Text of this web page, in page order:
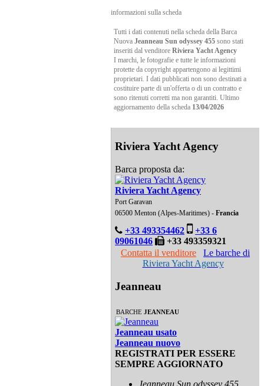
informazioni sulla scheda
Tutti i dati contenuti nella scheda della Barca
Nuova Jeanneau Sun odyssey 455 sono stati
inseriti dal venditore Riviera Yacht Agency
I marchi, le fotografie e tutte le informazioni
protette da copyright appartengono ai legittimi
proprietari. I dati pubblicati non sono destinati a
costituire parte di un'offerta o di un contratto e
sono ritenuti corretti ma non garantiti. Ultimo
aggiornamento della scheda 13/04/2026
Riviera Yacht Agency
Barca proposta da:
Riviera Yacht Agency
Port Garavan
06500 Menton (Alpes-Maritimes) - Francia
+33 493354462
+33 6
09061046
+33 493359321
Contatta il venditore
Le barche di
Riviera Yacht Agency
Jeanneau
BARCHE JEANNEAU
Jeanneau usato
Jeanneau nuovo
REGISTRATI PER ESSERE
SEMPRE AGGIORNATO